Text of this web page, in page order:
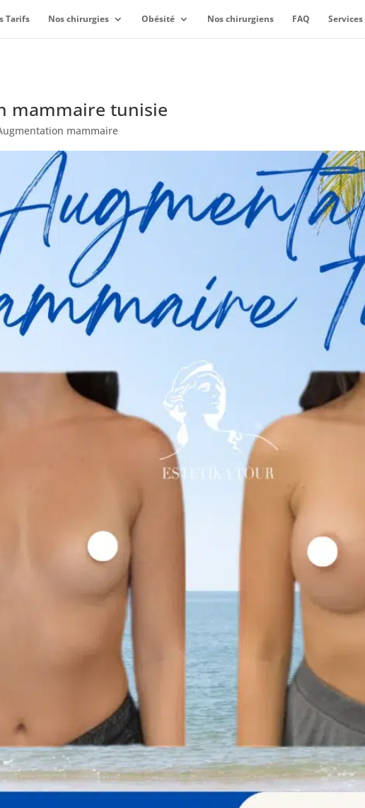
Tarifs Nos chirurgies Obésité Nos chirurgiens FAQ Services
mammaire tunisie
mammaire